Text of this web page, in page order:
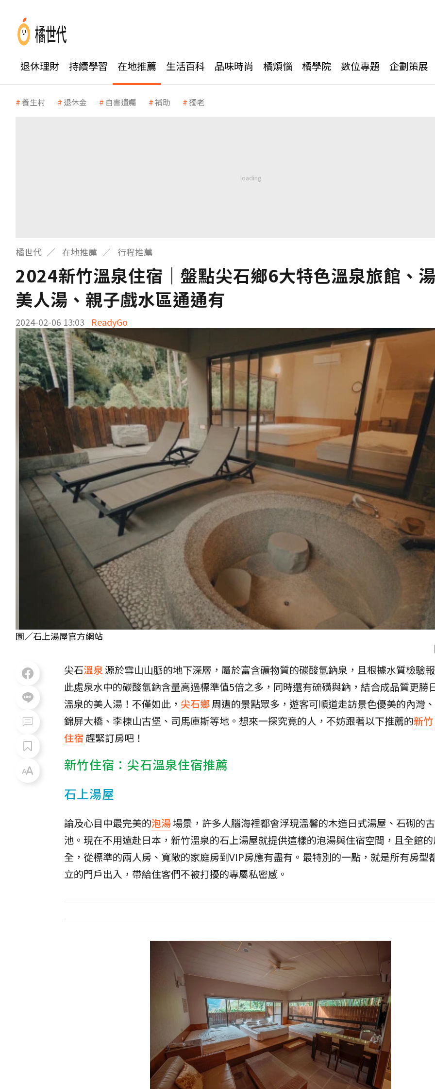
退休理財 持續學習 在地推薦 生活百科 品味時尚 橘煩惱 橘學院 數位專題 企劃策展
養生村 退休金 自書遺囑 補助 獨老
橘世代 在地推薦 行程推薦
2024新竹溫泉住宿｜盤點尖石鄉6大特色溫泉旅館、
美人湯、親子戲水區通通有
2024-02-06 13:03 ReadyGo
圖／石上湯屋官方網站
尖石溫泉源於雪山山脈的地下深層，屬於富含礦物質的碳酸氫鈉泉，且根據水質檢驗
此處泉水中的碳酸氫鈉含量高過標準值5倍之多，同時還有硫磺與鈉，結合成品質更勝
溫泉的美人湯！不僅如此， 尖石鄉 周遭的景點眾多，遊客可順道走訪景色優美的內灣
錦屏大橋、李棟山古堡、司馬庫斯等地。想來一探究竟的人，不妨跟著以下推薦的新竹
住宿 趕緊訂房吧！
新竹住宿：尖石溫泉住宿推薦
石上湯屋
論及心目中最完美的泡湯場景，許多人腦海裡都會浮現溫馨的木造日式湯屋、石砌的
池。現在不用遠赴日本，新竹溫泉的石上湯屋就提供這樣的泡湯與住宿空間，且全館
全，從標準的兩人房、寬敞的家庭房到VIP房應有盡有。最特別的一點，就是所有房型
立的門戶出入，帶給住客們不被打擾的專屬私密感。